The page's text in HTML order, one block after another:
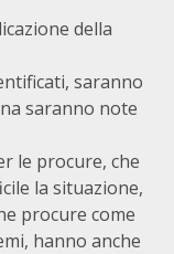
della
saranno
saranno note
le procure, che
la situazione,
procure come
hanno anche